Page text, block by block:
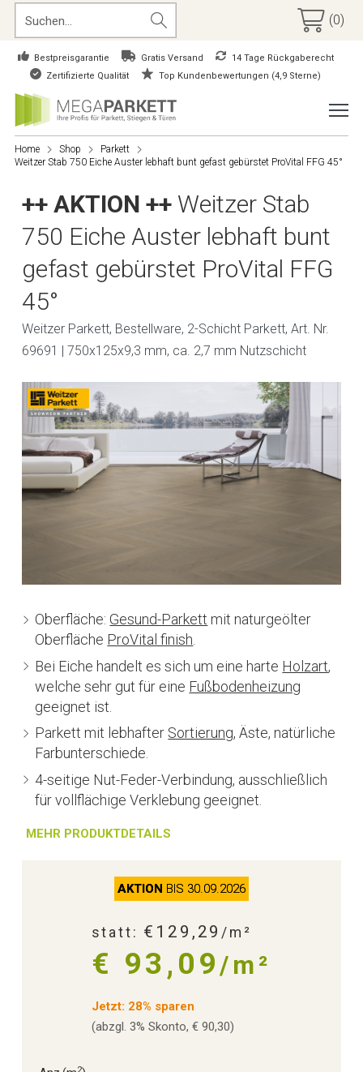
(0)
Bestpreisgarantie Gratis Versand
14 Tage Rückgaberecht
Zertifizierte Qualität
Top Kundenbewertungen (4,9 Sterne)
Home Shop
Parkett
Weitzer Stab 750 Eiche Auster lebhaft bunt gefast gebürstet ProVital FFG 45°
++ AKTION ++ Weitzer Stab
750 Eiche Auster lebhaft bunt
gefast gebürstet ProVital FFG
45°
Weitzer Parkett, Bestellware, 2-Schicht Parkett, Art. Nr.
69691 | 750x125x9,3 mm, ca. 2,7 mm Nutzschicht
Oberfläche: Gesund-Parkett mit naturgeölter
Oberfläche ProVital finish.
Bei Eiche handelt es sich um eine harte Holzart,
welche sehr gut für eine Fußbodenheizung
geeignet ist.
Parkett mit lebhafter Sortierung, Äste, natürliche
Farbunterschiede.
4-seitige Nut-Feder-Verbindung, ausschließlich
für vollflächige Verklebung geeignet.
MEHR PRODUKTDETAILS
AKTION BIS 30.09.2026
statt: €129,29/m²
€ 93,09/m²
Jetzt: 28% sparen
(abzgl. 3% Skonto, € 90,30)
2